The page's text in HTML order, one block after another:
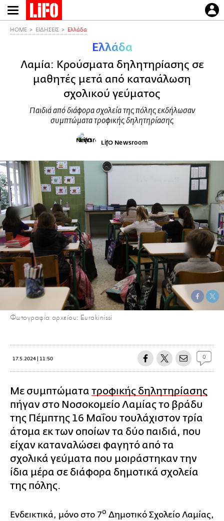
Παράκαμψη
προς
HOME ΕΙΔΗΣΕΙΣ Ελλάδα
Ελλάδα
Λαμία: Κρούσματα δηλητηρίασης σε
μαθητές μετά από κατανάλωση
σχολικού γεύματος
Παιδιά από διάφορα σχολεία της πόλης εκδήλωσαν
συμπτώματα τροφικής δηλητηρίασης
LifO Newsroom
Φωτογραφία αρχείου: Eurokinissi
17.5.2024 | 11:50 0
Με συμπτώματα τροφικής δηλητηρίασης
πήγαν στο Νοσοκομείο Λαμίας το βράδυ
της Πέμπτης 16 Μαΐου τουλάχιστον τρία
άτομα εκ των οποίων τα δύο παιδιά, που
είχαν καταναλώσει φαγητό από τα
σχολικά γεύματα που μοιράστηκαν την
ίδια μέρα σε διάφορα δημοτικά σχολεία
της πόλης.
Ενδεικτικά, μόνο στο 7ο Δημοτικό Σχολείο Λαμίας,